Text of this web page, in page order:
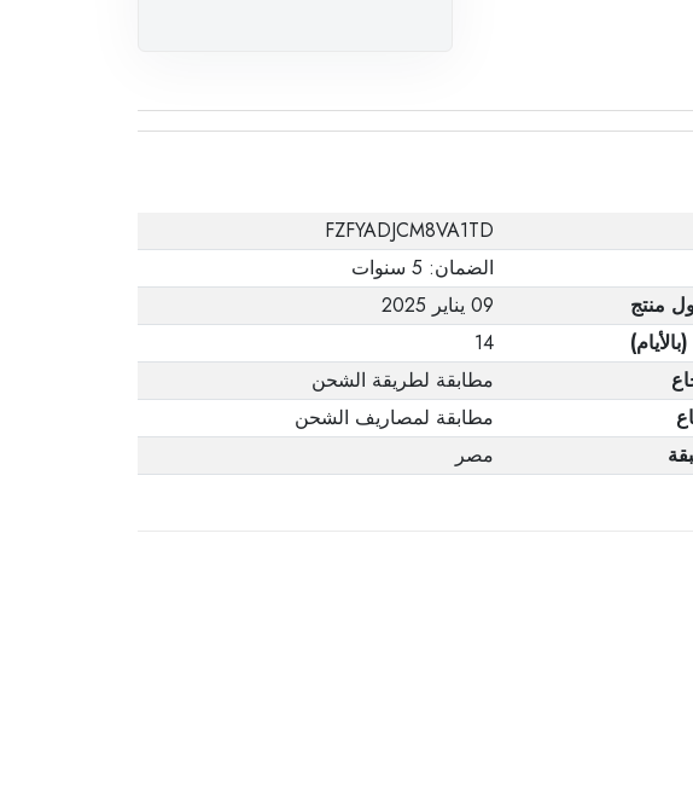
FZFYADJCM8VA1TD
الضمان: 5 سنوات
منتج
09 يناير 2025
14
مطابقة لطريقة الشحن
مطابقة لمصاريف الشحن
مصر